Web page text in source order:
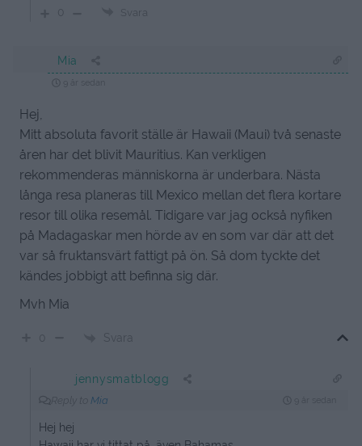
0 Svara
Mia
Hej,
Mitt absoluta favorit ställe är Hawaii (Maui) två senaste
åren har det blivit Mauritius. Kan verkligen
rekommenderas människorna är underbara. Nästa
långa resa planeras till Mexico mellan det flera kortare
resor till olika resemål. Tidigare var jag också nyfiken
på Madagaskar men hörde av en som var där att det
var så fruktansvärt fattigt på ön. Så dom tyckte det
kändes jobbigt att befinna sig där.
Mvh Mia
0 Svara
jennysmatblogg
Mia
Hej hej